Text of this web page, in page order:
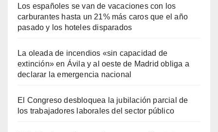
Los españoles se van de vacaciones con los
carburantes hasta un 21% más caros que el año
pasado y los hoteles disparados
La oleada de incendios «sin capacidad de
extinción» en Ávila y al oeste de Madrid obliga a
declarar la emergencia nacional
El Congreso desbloquea la jubilación parcial de
los trabajadores laborales del sector público